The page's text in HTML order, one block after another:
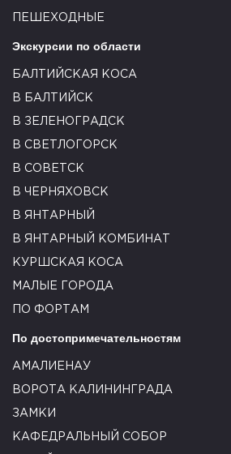
ПЕШЕХОДНЫЕ
Экскурсии по области
БАЛТИЙСКАЯ КОСА
В БАЛТИЙСК
В ЗЕЛЕНОГРАДСК
В СВЕТЛОГОРСК
В СОВЕТСК
В ЧЕРНЯХОВСК
В ЯНТАРНЫЙ
В ЯНТАРНЫЙ КОМБИНАТ
КУРШСКАЯ КОСА
МАЛЫЕ ГОРОДА
ПО ФОРТАМ
По достопримечательностям
АМАЛИЕНАУ
ВОРОТА КАЛИНИНГРАДА
ЗАМКИ
КАФЕДРАЛЬНЫЙ СОБОР